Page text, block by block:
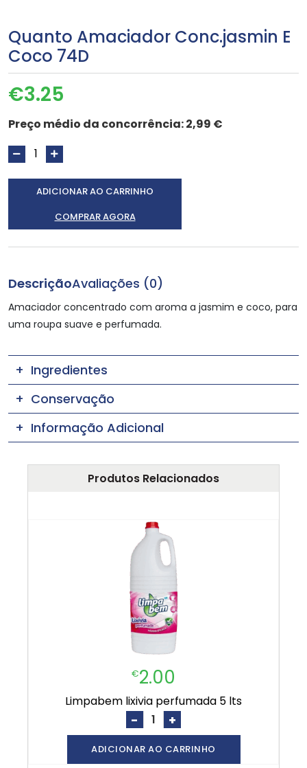
Quanto Amaciador Conc.jasmin E
Coco 74D
€3.25
Preço médio da concorrência:2,99 €
ADICIONAR AO CARRINHO
COMPRAR AGORA
DescriçãoAvaliações (0)
Amaciador concentrado com aroma a jasmim e coco, para
uma roupa suave e perfumada.
Ingredientes
Conservação
Informação Adicional
Produtos Relacionados
€2.00
limpabem lixivia perfumada 5 lts
- +
ADICIONAR AO CARRINHO